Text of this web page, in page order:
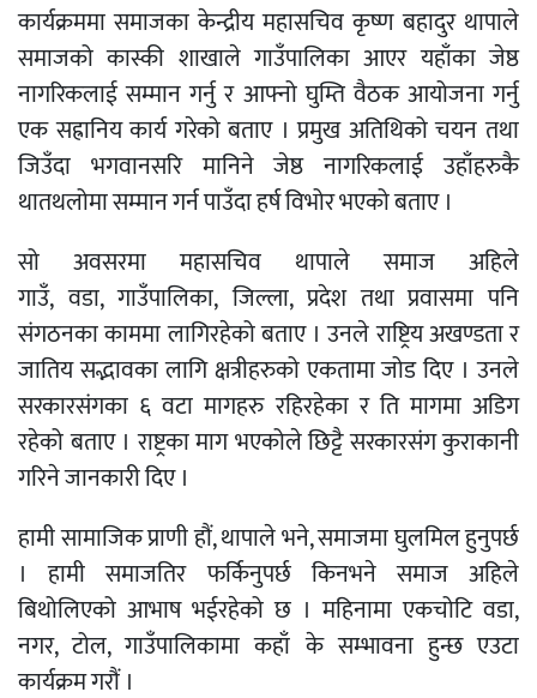
कार्यक्रममा समाजका केन्द्रीय महासचिव कृष्ण बहादुर थापाले
समाजको कास्की शाखाले गाउँपालिका आएर यहाँका जेष्ठ
नागरिकलाई सम्मान गर्नु र आफ्नो घुम्ति वैठक आयोजना गर्नु
एक सह्रानिय कार्य गरेको बताए । प्रमुख अतिथिको चयन तथा
जिउँदा भगवानसरि मानिने जेष्ठ नागरिकलाई उहाँहरुकै
थातथलोमा सम्मान गर्न पाउँदा हर्ष विभोर भएको बताए ।
सो अवसरमा महासचिव थापाले समाज अहिले
गाउँ, वडा, गाउँपालिका, जिल्ला, प्रदेश तथा प्रवासमा पनि
संगठनका काममा लागिरहेको बताए । उनले राष्ट्रिय अखण्डता र
जातिय सद्भावका लागि क्षत्रीहरुको एकतामा जोड दिए । उनले
सरकारसंगका ६ वटा मागहरु रहिरहेका र ति मागमा अडिग
रहेको बताए । राष्ट्रका माग भएकोले छिट्टै सरकारसंग कुराकानी
गरिने जानकारी दिए ।
हामी सामाजिक प्राणी हौं, थापाले भने, समाजमा घुलमिल हुनुपर्छ
। हामी समाजतिर फर्किनुपर्छ किनभने समाज अहिले
बिथोलिएको आभाष भईरहेको छ । महिनामा एकचोटि वडा,
नगर, टोल, गाउँपालिकामा कहाँ के सम्भावना हुन्छ एउटा
कार्यक्रम गरौं ।